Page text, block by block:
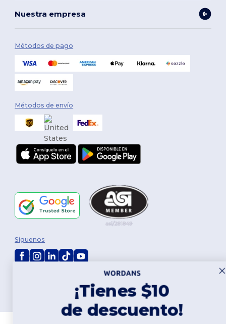
Nuestra empresa
Métodos de pago
Métodos de envío
2026. Todos los derechos reservados
Términos y Condiciones| Política de personalización|Política de
Política de Cookies|Mapa del sitio
Síguenos
¡Tienes $10
de descuento!